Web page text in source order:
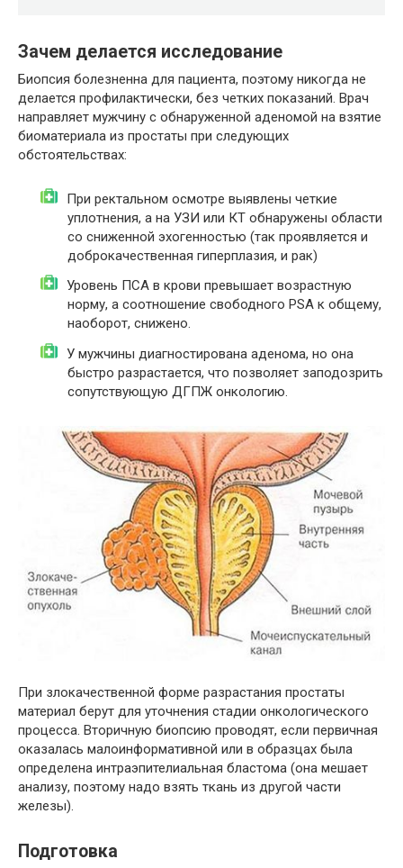
Зачем делается исследование
Биопсия болезненна для пациента, поэтому никогда не
делается профилактически, без четких показаний. Врач
направляет мужчину с обнаруженной аденомой на взятие
биоматериала из простаты при следующих
обстоятельствах:
При ректальном осмотре выявлены четкие
уплотнения, а на УЗИ или КТ обнаружены области
со сниженной эхогенностью (так проявляется и
доброкачественная гиперплазия, и рак)
Уровень ПСА в крови превышает возрастную
норму, а соотношение свободного PSA к общему,
наоборот, снижено.
У мужчины диагностирована аденома, но она
быстро разрастается, что позволяет заподозрить
сопутствующую ДГПЖ онкологию.
При злокачественной форме разрастания простаты
материал берут для уточнения стадии онкологического
процесса. Вторичную биопсию проводят, если первичная
оказалась малоинформативной или в образцах была
определена интраэпителиальная бластома (она мешает
анализу, поэтому надо взять ткань из другой части
железы).
Подготовка